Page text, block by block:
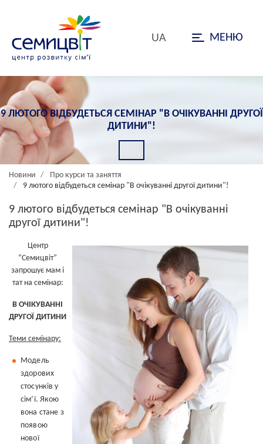
UA МЕНЮ
9 ЛЮТОГО ВІДБУДЕТЬСЯ СЕМІНАР "В ОЧІКУВАННІ ДРУГОЇ
ДИТИНИ"!
Новини
Про курси та заняття
9 лютого відбудеться семінар "В очікуванні другої дитини"!
9 лютого відбудеться семінар "В очікуванні
другої дитини"!
Центр
“Семицвіт”
запрошує мам і
тат на семінар:
В ОЧІКУВАННІ
ДРУГОЇ ДИТИНИ
Теми семінару:
Модель
здорових
стосунків у
сім’ї. Якою
вона стане з
появою
нової